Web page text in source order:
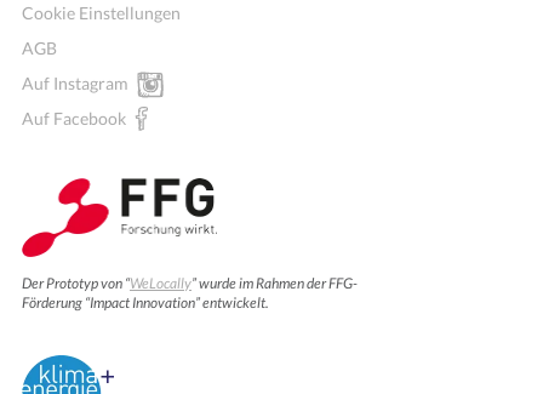
Cookie Einstellungen
AGB
Auf Instagram
Auf Facebook
Der Prototyp von “WeLocally” wurde im Rahmen der FFG-
Förderung “Impact Innovation” entwickelt.